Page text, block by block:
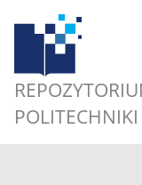
POLITECHNIKI